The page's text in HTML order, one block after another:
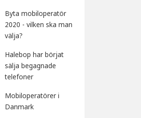
Byta mobiloperatör
2020 - vilken ska man
välja?
Halebop har börjat
sälja begagnade
telefoner
Mobiloperatörer i
Danmark